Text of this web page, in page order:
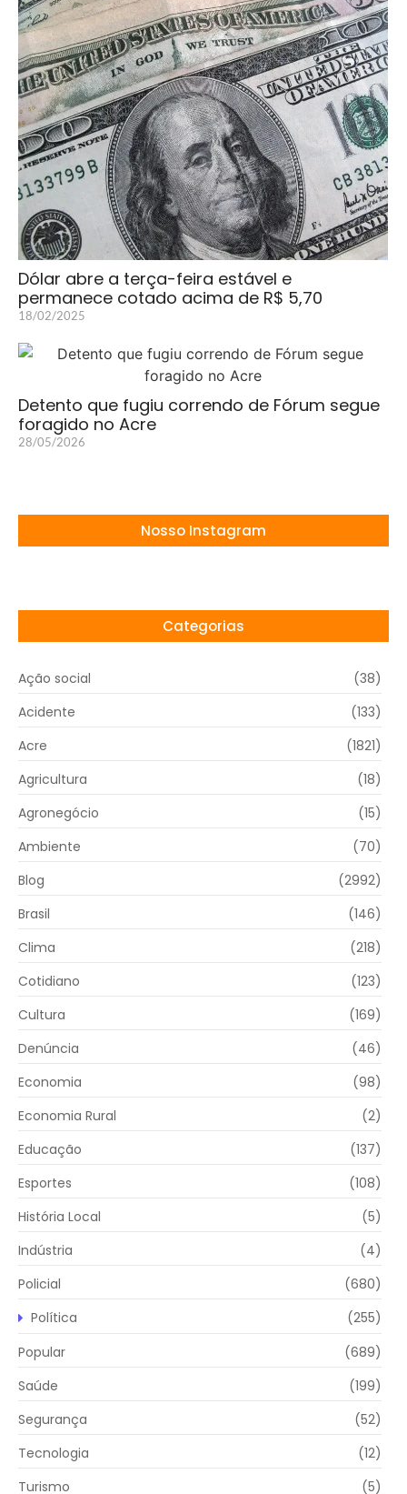
Dólar abre a terça-feira estável e
permanece cotado acima de R$ 5,70
18/02/2025
Detento que fugiu correndo de Fórum segue
foragido no Acre
28/05/2026
Nosso Instagram
Categorias
Ação social
(38)
Acidente
(133)
Acre
(1821)
Agricultura
(18)
Agronegócio
(15)
Ambiente
(70)
Blog
(2992)
Brasil
(146)
Clima
(218)
Cotidiano
(123)
Cultura
(169)
Denúncia
(46)
Economia
(98)
Economia Rural
(2)
Educação
(137)
Esportes
(108)
História Local
(5)
Indústria
(4)
Policial
(680)
Política
(255)
Popular
(689)
Saúde
(199)
Segurança
(52)
Tecnologia
(12)
Turismo
(5)